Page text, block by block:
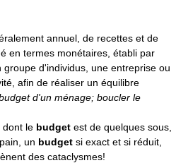
annuel, de recettes et de
en termes monétaires, établi par
d'individus, une entreprise ou
afin de réaliser un équilibre
d'un ménage; boucler le
dont le budget est de quelques sous,
un budget si exact et si réduit,
des cataclysmes!